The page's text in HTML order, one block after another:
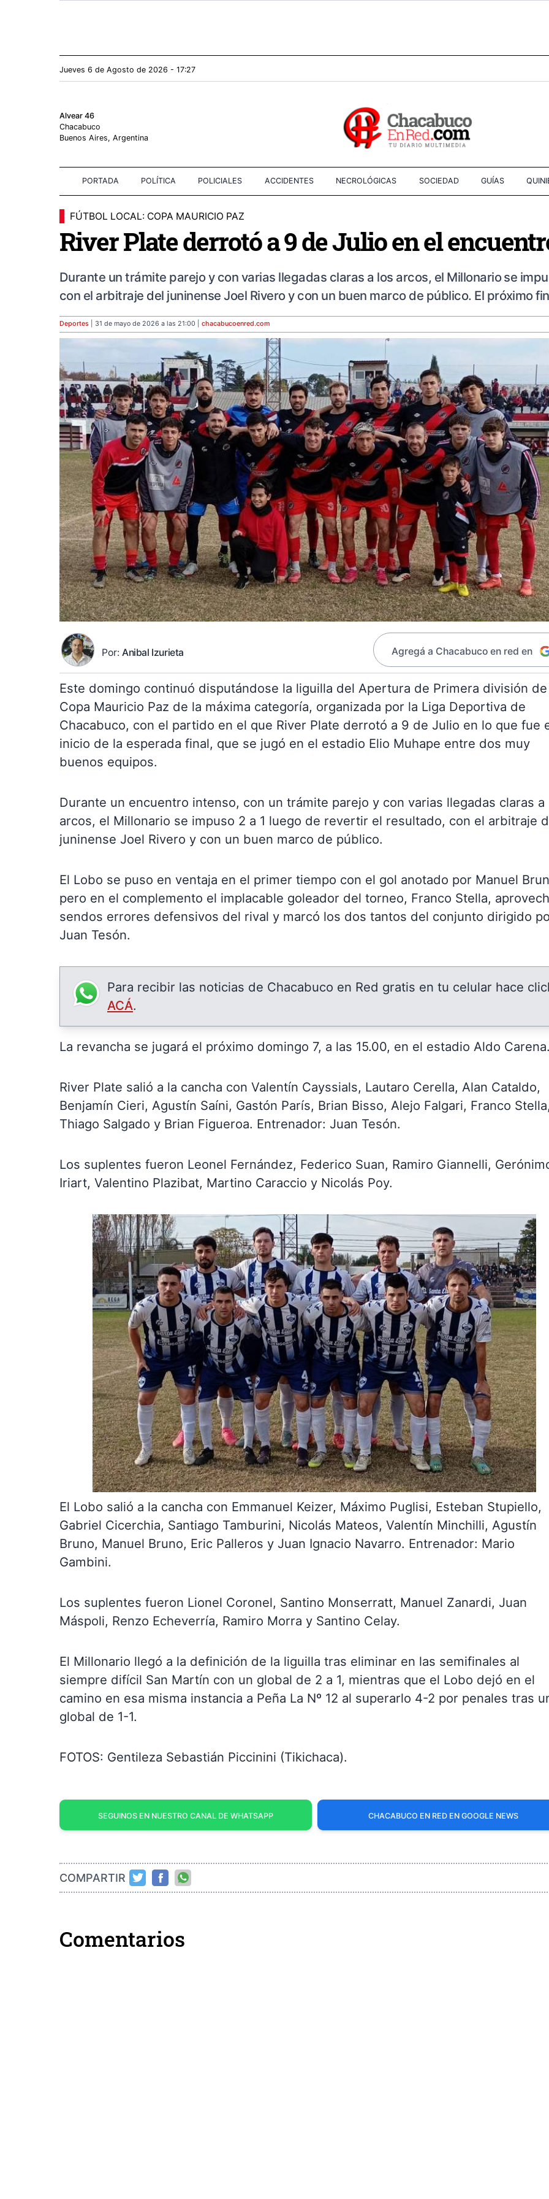
Jueves 6 de Agosto de 2026 - 17:27
Alvear 46
Chacabuco
Buenos Aires, Argentina
PORTADA POLÍTICA POLICIALES ACCIDENTES NECROLÓGICAS SOCIEDAD GUÍAS
FÚTBOL LOCAL: COPA MAURICIO PAZ
River Plate derrotó a 9 de Julio en el
Durante un trámite parejo y con varias llegadas claras a los arcos, el Millonario se
con el arbitraje del juninense Joel Rivero y con un buen marco de público. El próximo
Deportes | 31 de mayo de 2026 a las 21:00 | chacabucoenred.com
Por: Anibal Izurieta Agregá a Chacabuco en red en
Este domingo continuó disputándose la liguilla del Apertura de Primera división
Copa Mauricio Paz de la máxima categoría, organizada por la Liga Deportiva de
Chacabuco, con el partido en el que River Plate derrotó a 9 de Julio en lo que fue
inicio de la esperada final, que se jugó en el estadio Elio Muhape entre dos muy
buenos equipos.
Durante un encuentro intenso, con un trámite parejo y con varias llegadas claras a
arcos, el Millonario se impuso 2 a 1 luego de revertir el resultado, con el arbitraje
juninense Joel Rivero y con un buen marco de público.
El Lobo se puso en ventaja en el primer tiempo con el gol anotado por Manuel
pero en el complemento el implacable goleador del torneo, Franco Stella,
sendos errores defensivos del rival y marcó los dos tantos del conjunto dirigido
Juan Tesón.
Para recibir las noticias de Chacabuco en Red gratis en tu celular hace
ACÁ.
La revancha se jugará el próximo domingo 7, a las 15.00, en el estadio Aldo
River Plate salió a la cancha con Valentín Cayssials, Lautaro Cerella, Alan Cataldo,
Benjamín Cieri, Agustín Saíni, Gastón París, Brian Bisso, Alejo Falgari, Franco
Thiago Salgado y Brian Figueroa. Entrenador: Juan Tesón.
Los suplentes fueron Leonel Fernández, Federico Suan, Ramiro Giannelli,
Iriart, Valentino Plazibat, Martino Caraccio y Nicolás Poy.
El Lobo salió a la cancha con Emmanuel Keizer, Máximo Puglisi, Esteban Stupiello,
Gabriel Cicerchia, Santiago Tamburini, Nicolás Mateos, Valentín Minchilli, Agustín
Bruno, Manuel Bruno, Eric Palleros y Juan Ignacio Navarro. Entrenador: Mario
Gambini.
Los suplentes fueron Lionel Coronel, Santino Monserratt, Manuel Zanardi, Juan
Máspoli, Renzo Echeverría, Ramiro Morra y Santino Celay.
El Millonario llegó a la definición de la liguilla tras eliminar en las semifinales al
siempre difícil San Martín con un global de 2 a 1, mientras que el Lobo dejó en el
camino en esa misma instancia a Peña La Nº 12 al superarlo 4-2 por penales tras
global de 1-1.
FOTOS: Gentileza Sebastián Piccinini (Tikichaca).
SEGUINOS EN NUESTRO CANAL DE WHATSAPP CHACABUCO EN RED EN GOOGLE NEWS
COMPARTIR
Comentarios